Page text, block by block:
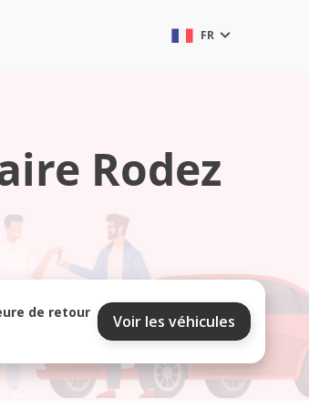
FR
Rodez
de retour Voir les véhicules